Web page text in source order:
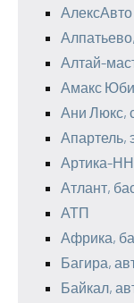
АлексАвто
Алтай-
Амакс
Ани Люкс,
Апартель,
Артика-НН
Атлант,
АТП
Африка,
Багира,
Байкал,